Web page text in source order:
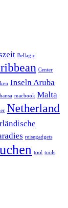
Bellagio
Center
Inseln Aruba
macbook Malta
Netherland
reisegadgets
tool tools